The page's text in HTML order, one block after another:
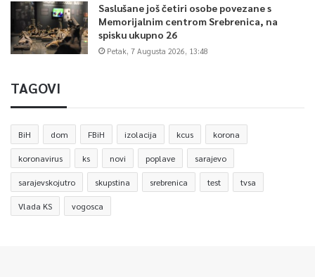
Saslušane još četiri osobe povezane s
Memorijalnim centrom Srebrenica, na
spisku ukupno 26
Petak, 7 Augusta 2026, 13:48
TAGOVI
BiH dom FBiH izolacija kcus korona
koronavirus ks novi poplave sarajevo
sarajevskojutro skupstina srebrenica test tvsa
Vlada KS vogosca